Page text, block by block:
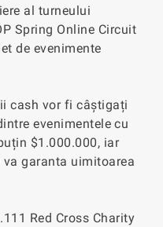
al turneului
Spring Online Circuit
de evenimente
cash vor fi câștigați
evenimentele cu
$1.000.000, iar
va garanta uimitoarea
Red Cross Charity